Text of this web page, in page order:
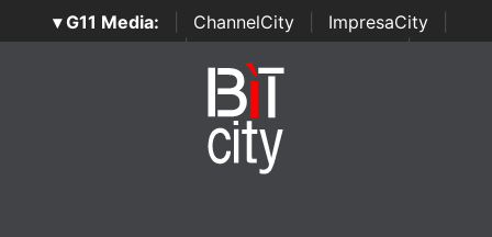
▾ G11 Media: ChannelCity ImpresaCity
SecurityOpenLab | Italian Channel Awards | Italian
Italian Security Awards